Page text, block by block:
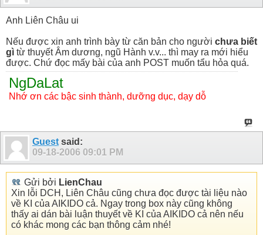
Anh Liên Châu ui
Nếu được xin anh trình bày từ căn bản cho người chưa biết
gì từ thuyết Âm dương, ngũ Hành v.v... thì may ra mới hiểu
được. Chứ đọc mấy bài của anh POST muốn tẩu hỏa quá.
NgDaLat
Nhớ ơn các bậc sinh thành, dưỡng dục, dạy dỗ
Guest said:
09-18-2006 09:01 PM
Gửi bởi LienChau
Xin lỗi DCH, Liên Châu cũng chưa đọc được tài liệu nào
về KI của AIKIDO cả. Ngay trong box này cũng không
thấy ai dán bài luận thuyết về KI của AIKIDO cả nên nếu
có khác mong các bạn thông cảm nhé!